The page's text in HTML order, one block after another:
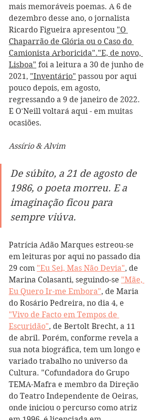
mais memoráveis poemas. A 6 de
dezembro desse ano, o jornalista
Ricardo Figueira apresentou "O
Chaparrão de Glória ou o Caso do
Camionista Arboricida"."E, de novo,
Lisboa" foi a leitura a 30 de junho de
2021, "Inventário" passou por aqui
pouco depois, em agosto,
regressando a 9 de janeiro de 2022.
E O'Neill voltará aqui - em muitas
ocasiões.
Assírio & Alvim
De súbito, a 21 de agosto de
1986, o poeta morreu. E a
imaginação ficou para
sempre viúva.
Patrícia Adão Marques estreou-se
em leituras por aqui no passado dia
29 com "Eu Sei, Mas Não Devia", de
Marina Colasanti, seguindo-se "Mãe,
Eu Quero Ir-me Embora", de Maria
do Rosário Pedreira, no dia 4, e
"Vivo de Facto em Tempos de
Escuridão", de Bertolt Brecht, a 11
de abril. Porém, conforme revela a
sua nota biográfica, tem um longo e
variado trabalho no universo da
Cultura. "Cofundadora do Grupo
TEMA-Mafra e membro da Direção
do Teatro Independente de Oeiras,
onde iniciou o percurso como atriz